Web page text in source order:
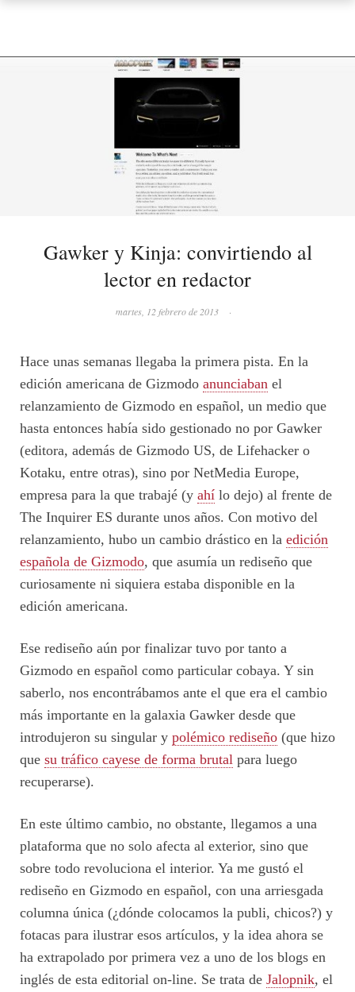
Gawker y Kinja: convirtiendo al
lector en redactor
martes, 12 febrero de 2013 ·
Hace unas semanas llegaba la primera pista. En la
edición americana de Gizmodo anunciaban el
relanzamiento de Gizmodo en español, un medio que
hasta entonces había sido gestionado no por Gawker
(editora, además de Gizmodo US, de Lifehacker o
Kotaku, entre otras), sino por NetMedia Europe,
empresa para la que trabajé (y ahí lo dejo) al frente de
The Inquirer ES durante unos años. Con motivo del
relanzamiento, hubo un cambio drástico en la edición
española de Gizmodo, que asumía un rediseño que
curiosamente ni siquiera estaba disponible en la
edición americana.
Ese rediseño aún por finalizar tuvo por tanto a
Gizmodo en español como particular cobaya. Y sin
saberlo, nos encontrábamos ante el que era el cambio
más importante en la galaxia Gawker desde que
introdujeron su singular y polémico rediseño (que hizo
que su tráfico cayese de forma brutal para luego
recuperarse).
En este último cambio, no obstante, llegamos a una
plataforma que no solo afecta al exterior, sino que
sobre todo revoluciona el interior. Ya me gustó el
rediseño en Gizmodo en español, con una arriesgada
columna única (¿dónde colocamos la publi, chicos?) y
fotacas para ilustrar esos artículos, y la idea ahora se
ha extrapolado por primera vez a uno de los blogs en
inglés de esta editorial on-line. Se trata de Jalopnik, el